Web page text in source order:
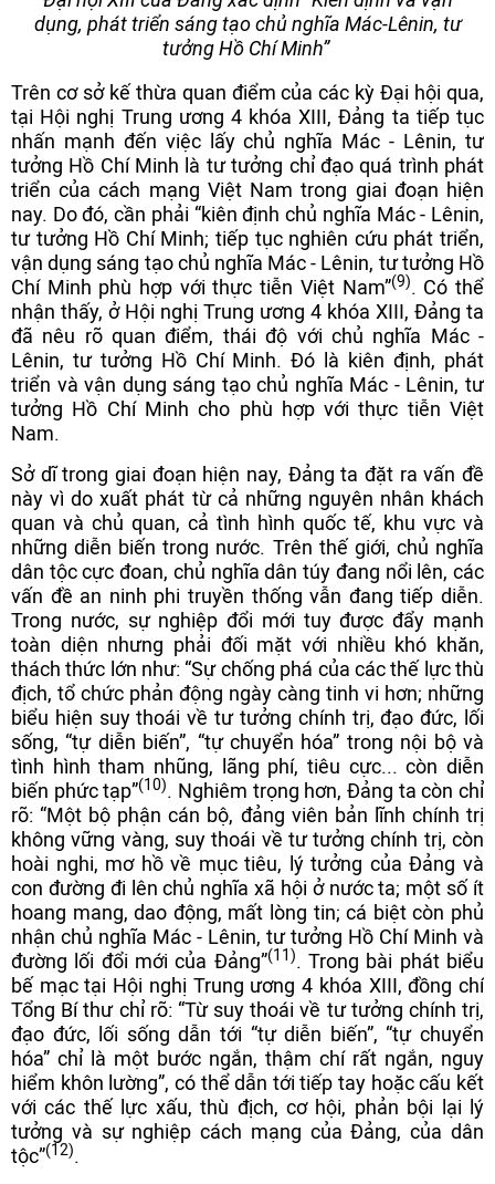
dụng, phát triển sáng tạo chủ nghĩa Mác-Lênin, tư
tưởng Hồ Chí Minh”
Trên cơ sở kế thừa quan điểm của các kỳ Đại hội qua,
tại Hội nghị Trung ương 4 khóa XIII, Đảng ta tiếp tục
nhấn mạnh đến việc lấy chủ nghĩa Mác - Lênin, tư
tưởng Hồ Chí Minh là tư tưởng chỉ đạo quá trình phát
triển của cách mạng Việt Nam trong giai đoạn hiện
nay. Do đó, cần phải “kiên định chủ nghĩa Mác - Lênin,
tư tưởng Hồ Chí Minh; tiếp tục nghiên cứu phát triển,
vận dụng sáng tạo chủ nghĩa Mác - Lênin, tư tưởng Hồ
Chí Minh phù hợp với thực tiễn Việt Nam”(9). Có thể
nhận thấy, ở Hội nghị Trung ương 4 khóa XIII, Đảng ta
đã nêu rõ quan điểm, thái độ với chủ nghĩa Mác -
Lênin, tư tưởng Hồ Chí Minh. Đó là kiên định, phát
triển và vận dụng sáng tạo chủ nghĩa Mác - Lênin, tư
tưởng Hồ Chí Minh cho phù hợp với thực tiễn Việt
Nam.
Sở dĩ trong giai đoạn hiện nay, Đảng ta đặt ra vấn đề
này vì do xuất phát từ cả những nguyên nhân khách
quan và chủ quan, cả tình hình quốc tế, khu vực và
những diễn biến trong nước. Trên thế giới, chủ nghĩa
dân tộc cực đoan, chủ nghĩa dân túy đang nổi lên, các
vấn đề an ninh phi truyền thống vẫn đang tiếp diễn.
Trong nước, sự nghiệp đổi mới tuy được đẩy mạnh
toàn diện nhưng phải đối mặt với nhiều khó khăn,
thách thức lớn như: “Sự chống phá của các thế lực thù
địch, tổ chức phản động ngày càng tinh vi hơn; những
biểu hiện suy thoái về tư tưởng chính trị, đạo đức, lối
sống, “tự diễn biến”, “tự chuyển hóa” trong nội bộ và
tình hình tham nhũng, lãng phí, tiêu cực... còn diễn
biến phức tạp”(10). Nghiêm trọng hơn, Đảng ta còn chỉ
rõ: “Một bộ phận cán bộ, đảng viên bản lĩnh chính trị
không vững vàng, suy thoái về tư tưởng chính trị, còn
hoài nghi, mơ hồ về mục tiêu, lý tưởng của Đảng và
con đường đi lên chủ nghĩa xã hội ở nước ta; một số ít
hoang mang, dao động, mất lòng tin; cá biệt còn phủ
nhận chủ nghĩa Mác - Lênin, tư tưởng Hồ Chí Minh và
đường lối đổi mới của Đảng”(11). Trong bài phát biểu
bế mạc tại Hội nghị Trung ương 4 khóa XIII, đồng chí
Tổng Bí thư chỉ rõ: “Từ suy thoái về tư tưởng chính trị,
đạo đức, lối sống dẫn tới “tự diễn biến”, “tự chuyển
hóa” chỉ là một bước ngắn, thậm chí rất ngắn, nguy
hiểm khôn lường”, có thể dẫn tới tiếp tay hoặc cấu kết
với các thế lực xấu, thù địch, cơ hội, phản bội lại lý
tưởng và sự nghiệp cách mạng của Đảng, của dân
tộc”(12).